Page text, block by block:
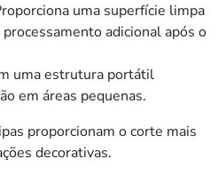
uma superfície limpa
adicional após o
uma estrutura portátil
em áreas pequenas.
proporcionam o corte mais
decorativas.